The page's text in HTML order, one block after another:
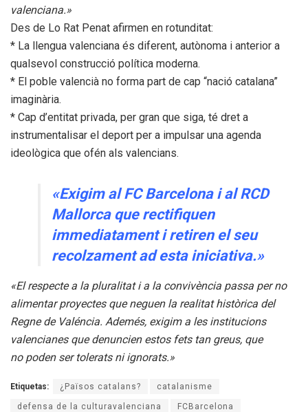
valenciana.»
Des de Lo Rat Penat afirmen en rotunditat:
* La llengua valenciana és diferent, autònoma i anterior a
qualsevol construcció política moderna.
* El poble valencià no forma part de cap “nació catalana”
imaginària.
* Cap d’entitat privada, per gran que siga, té dret a
instrumentalisar el deport per a impulsar una agenda
ideològica que ofén als valencians.
«Exigim al FC Barcelona i al RCD
Mallorca que rectifiquen
immediatament i retiren el seu
recolzament ad esta iniciativa.»
«El respecte a la pluralitat i a la convivència passa per no
alimentar proyectes que neguen la realitat històrica del
Regne de Valéncia. Ademés, exigim a les institucions
valencianes que denuncien estos fets tan greus, que
no poden ser tolerats ni ignorats.»
Etiquetas: ¿Països catalans? catalanisme
defensa de la culturavalenciana FCBarcelona